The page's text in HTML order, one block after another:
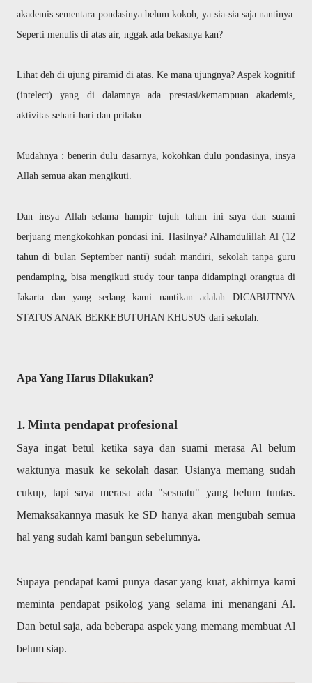
akademis sementara pondasinya belum kokoh, ya sia-sia saja nantinya.
Seperti menulis di atas air, nggak ada bekasnya kan?
Lihat deh di ujung piramid di atas. Ke mana ujungnya? Aspek kognitif
(intelect) yang di dalamnya ada prestasi/kemampuan akademis,
aktivitas sehari-hari dan prilaku.
Mudahnya : benerin dulu dasarnya, kokohkan dulu pondasinya, insya
Allah semua akan mengikuti.
Dan insya Allah selama hampir tujuh tahun ini saya dan suami
berjuang mengkokohkan pondasi ini. Hasilnya? Alhamdulillah Al (12
tahun di bulan September nanti) sudah mandiri, sekolah tanpa guru
pendamping, bisa mengikuti study tour tanpa didampingi orangtua di
Jakarta dan yang sedang kami nantikan adalah DICABUTNYA
STATUS ANAK BERKEBUTUHAN KHUSUS dari sekolah.
Apa Yang Harus Dilakukan?
1. Minta pendapat profesional
Saya ingat betul ketika saya dan suami merasa Al belum
waktunya masuk ke sekolah dasar. Usianya memang sudah
cukup, tapi saya merasa ada "sesuatu" yang belum tuntas.
Memaksakannya masuk ke SD hanya akan mengubah semua
hal yang sudah kami bangun sebelumnya.
Supaya pendapat kami punya dasar yang kuat, akhirnya kami
meminta pendapat psikolog yang selama ini menangani Al.
Dan betul saja, ada beberapa aspek yang memang membuat Al
belum siap.